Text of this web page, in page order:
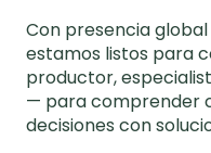
Con presencia
estamos listos para
productor,
— para comprender
decisiones con